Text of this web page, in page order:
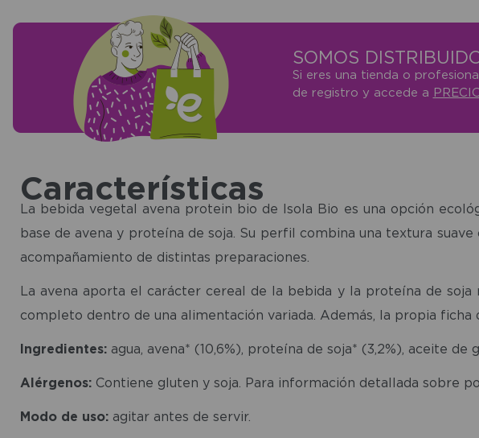
SOMOS
Si eres una tienda o
de registro y accede a
Características
La bebida vegetal avena protein bio de Isola Bio es una opción
base de avena y proteína de soja. Su perfil combina una textura
acompañamiento de distintas preparaciones.
La avena aporta el carácter cereal de la bebida y la proteína de
completo dentro de una alimentación variada. Además, la propia ficha
Ingredientes:agua, avena* (10,6%), proteína de soja* (3,2%), aceite
Alérgenos:Contiene gluten y soja. Para información detallada sobre
Modo de uso:agitar antes de servir.